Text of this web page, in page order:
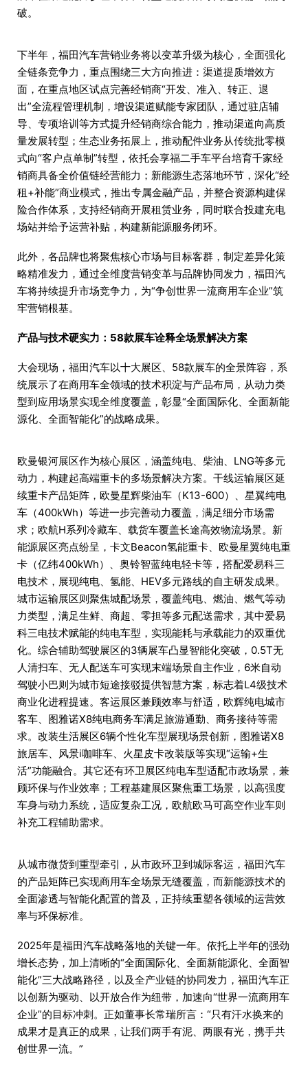
破。
下半年，福田汽车营销业务将以变革升级为核心，全面强化
全链条竞争力，重点围绕三大方向推进：渠道提质增效方
面，在重点地区试点完善经销商“开发、准入、转正、退
出”全流程管理机制，增设渠道赋能专家团队，通过驻店辅
导、专项培训等方式提升经销商综合能力，推动渠道向高质
量发展转型；生态业务拓展上，推动配件业务从传统批零模
式向“客户点单制”转型，依托会享福二手车平台培育千家经
销商具备全价值链经营能力；新能源生态落地环节，深化“经
租+补能”商业模式，推出专属金融产品，并整合资源构建保
险合作体系，支持经销商开展租赁业务，同时联合投建充电
场站并给予运营补贴，构建新能源服务闭环。
此外，各品牌也将聚焦核心市场与目标客群，制定差异化策
略精准发力，通过全维度营销变革与品牌协同发力，福田汽
车将持续提升市场竞争力，为“争创世界一流商用车企业”筑
牢营销根基。
产品与技术硬实力：58款展车诠释全场景解决方案
大会现场，福田汽车以十大展区、58款展车的全景阵容，系
统展示了在商用车全领域的技术积淀与产品布局，从动力类
型到应用场景实现全维度覆盖，彰显“全面国际化、全面新能
源化、全面智能化”的战略成果。
欧曼银河展区作为核心展区，涵盖纯电、柴油、LNG等多元
动力，构建起高端重卡的多场景解决方案。干线运输展区延
续重卡产品矩阵，欧曼星辉柴油车（K13-600）、星翼纯电
车（400kWh）等进一步完善动力覆盖，满足细分市场需
求；欧航H系列冷藏车、载货车覆盖长途高效物流场景。新
能源展区亮点纷呈，卡文Beacon氢能重卡、欧曼星翼纯电重
卡（亿纬400kWh）、奥铃智蓝纯电轻卡等，搭配爱易科三
电技术，展现纯电、氢能、HEV多元路线的自主研发成果。
城市运输展区则聚焦城配场景，覆盖纯电、燃油、燃气等动
力类型，满足生鲜、商超、零担等多元配送需求，其中爱易
科三电技术赋能的纯电车型，实现能耗与承载能力的双重优
化。综合辅助驾驶展区的3辆展车凸显智能化突破，0.5T无
人清扫车、无人配送车可实现末端场景自主作业，6米自动
驾驶小巴则为城市短途接驳提供智慧方案，标志着L4级技术
商业化进程提速。客运展区兼顾效率与舒适，欧辉纯电城市
客车、图雅诺X8纯电商务车满足旅游通勤、商务接待等需
求。改装生活展区6辆个性化车型展现场景创新，图雅诺X8
旅居车、风景i咖啡车、火星皮卡改装版等实现“运输+生
活”功能融合。其它还有环卫展区纯电车型适配市政场景，兼
顾环保与作业效率；工程基建展区聚焦重工场景，以高强度
车身与动力系统，适应复杂工况，欧航欧马可高空作业车则
补充工程辅助需求。
从城市微货到重型牵引，从市政环卫到城际客运，福田汽车
的产品矩阵已实现商用车全场景无缝覆盖，而新能源技术的
全面渗透与智能化配置的普及，正持续重塑各领域的运营效
率与环保标准。
2025年是福田汽车战略落地的关键一年。依托上半年的强劲
增长态势，加上清晰的“全面国际化、全面新能源化、全面智
能化”三大战略路径，以及全产业链的协同发力，福田汽车正
以创新为驱动、以开放合作为纽带，加速向“世界一流商用车
企业”的目标冲刺。正如董事长常瑞所言：“只有汗水换来的
成果才是真正的成果，让我们两手有泥、两眼有光，携手共
创世界一流。”